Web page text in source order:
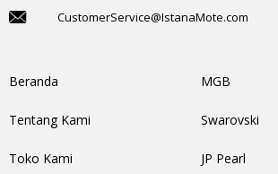
CustomerService@IstanaMote.com
Beranda
Tentang Kami
Toko Kami
MGB
Swarovski
JP Pearl